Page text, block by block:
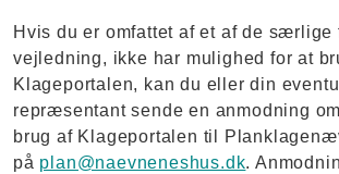
Hvis du er omfattet af et af de særlige
vejledning, ikke har mulighed for at
Klageportalen, kan du eller din
repræsentant sende en anmodning
brug af Klageportalen til
på plan@naevneneshus.dk.